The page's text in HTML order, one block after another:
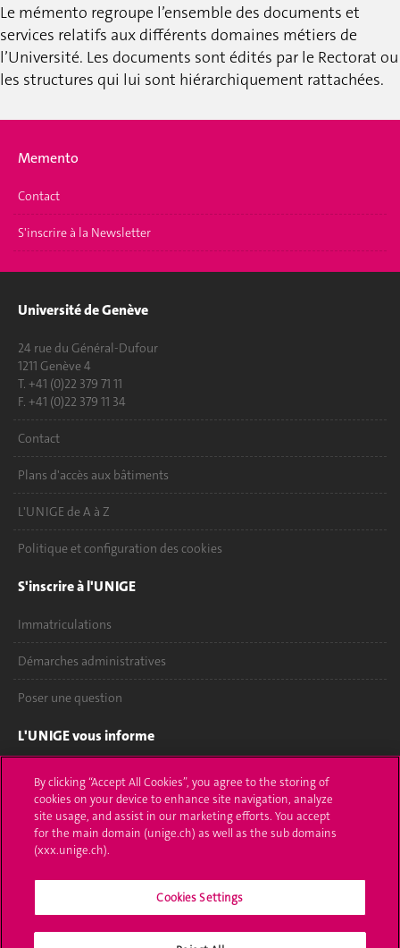
Le mémento regroupe l’ensemble des documents et
services relatifs aux différents domaines métiers de
l’Université. Les documents sont édités par le Rectorat ou
les structures qui lui sont hiérarchiquement rattachées.
Memento
Contact
S'inscrire à la Newsletter
Université de Genève
24 rue du Général-Dufour
1211 Genève 4
T. +41 (0)22 379 71 11
F. +41 (0)22 379 11 34
Contact
Plans d'accès aux bâtiments
L'UNIGE de A à Z
Politique et configuration des cookies
S'inscrire à l'UNIGE
Immatriculations
Démarches administratives
Poser une question
L'UNIGE vous informe
UNIGE Mobile
Médias
Offres d'emploi
Bibliothèque
Calendrier académique
By clicking “Accept All Cookies”, you agree to the storing of
cookies on your device to enhance site navigation, analyze
site usage, and assist in our marketing efforts. You accept
for the main domain (unige.ch) as well as the sub domains
(xxx.unige.ch).
Cookies Settings